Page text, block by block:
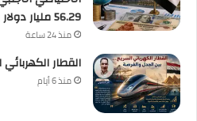
56.29 مليار دولار بنهاية يوليو
منذ 24 ساعة
القطار
منذ 6 أيام